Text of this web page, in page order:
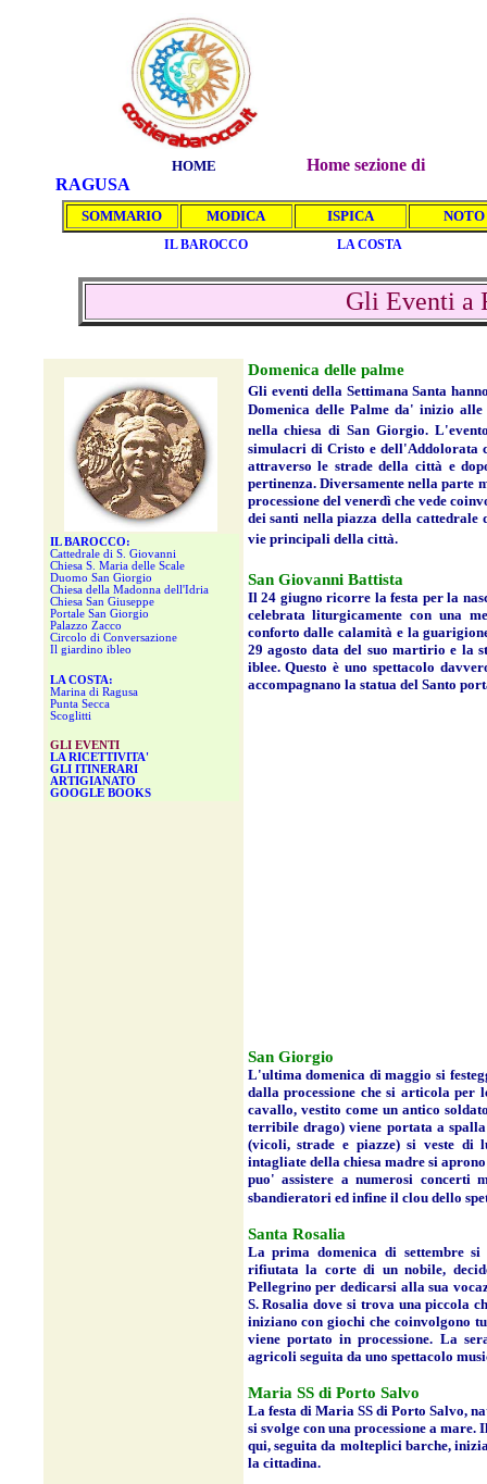
HOME
Home sezione di
RAGUSA
SOMMARIO MODICA ISPICA NOTO
IL BAROCCO LA COSTA
Gli Eventi a
IL BAROCCO:
Cattedrale di S. Giovanni
Chiesa S. Maria delle Scale
Duomo San Giorgio
Chiesa della Madonna dell'Idria
Chiesa San Giuseppe
Portale San Giorgio
Palazzo Zacco
Circolo di Conversazione
Il giardino ibleo
LA COSTA:
Marina di Ragusa
Punta Secca
Scoglitti
GLI EVENTI
LA RICETTIVITA'
GLI ITINERARI
ARTIGIANATO
GOOGLE BOOKS
Domenica delle palme
Gli eventi della Settimana Santa
Domenica delle Palme da' inizio alle
nella chiesa di San Giorgio.
simulacri di Cristo e dell'Addolorata
attraverso le strade della città e
pertinenza. Diversamente nella parte
processione del venerdì che vede
dei santi nella piazza della cattedrale
vie principali della città.
San Giovanni Battista
Il 24 giugno ricorre la festa per la
celebrata liturgicamente con una
conforto dalle calamità e la
29 agosto data del suo martirio e la
iblee. Questo è uno spettacolo
accompagnano la statua del Santo
San Giorgio
L'ultima domenica di maggio si
dalla processione che si articola per
cavallo, vestito come un antico
terribile drago) viene portata a
(vicoli, strade e piazze) si veste
intagliate della chiesa madre si
puo' assistere a numerosi concerti
sbandieratori ed infine il clou dello
Santa Rosalia
La prima domenica di settembre si
rifiutata la corte di un nobile,
Pellegrino per dedicarsi alla sua
S. Rosalia dove si trova una piccola
iniziano con giochi che coinvolgono
viene portato in processione. La
agricoli seguita da uno spettacolo
Maria SS di Porto Salvo
La festa di Maria SS di Porto Salvo,
si svolge con una processione a mare.
qui, seguita da molteplici barche,
la cittadina.